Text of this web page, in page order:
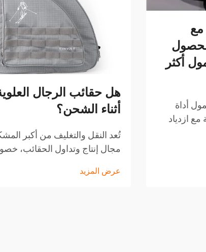
مع
أكثر
أداة
مع ازدياد
ذلك
هل حقائب الرجال
أثناء الشحن؟
تُعد النقل والتغليف من أكبر
مجال إنتاج وتداول الحقائب،
المقاومة للماء للرجال. غالبًا جدًا...
عرض المزيد